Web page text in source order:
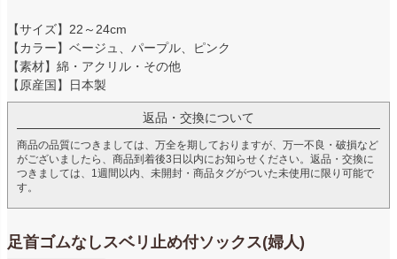
【サイズ】22～24cm
【カラー】ベージュ、パープル、ピンク
【素材】綿・アクリル・その他
【原産国】日本製
返品・交換について
商品の品質につきましては、万全を期しておりますが、万一不良・破損など
がございましたら、商品到着後3日以内にお知らせください。返品・交換に
つきましては、1週間以内、未開封・商品タグがついた未使用に限り可能で
す。
足首ゴムなしスベリ止め付ソックス(婦人)